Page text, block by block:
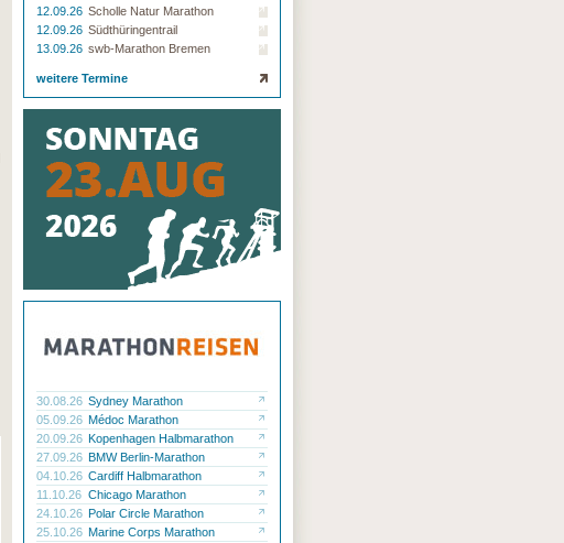
12.09.26 Scholle Natur Marathon
12.09.26 Südthüringentrail
13.09.26 swb-Marathon Bremen
weitere Termine
30.08.26 Sydney Marathon
05.09.26 Médoc Marathon
20.09.26 Kopenhagen Halbmarathon
27.09.26 BMW Berlin-Marathon
04.10.26 Cardiff Halbmarathon
11.10.26 Chicago Marathon
24.10.26 Polar Circle Marathon
25.10.26 Marine Corps Marathon